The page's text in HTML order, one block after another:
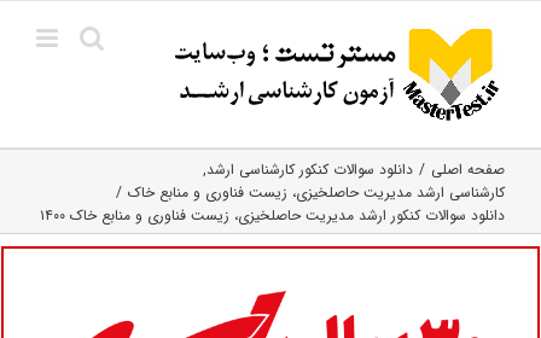
content
صفحه اصلی
دانلود سوالات کنکور کارشناسی ارشد
کارشناسی ارشد مدیریت حاصلخیزی، زیست فناوری و منابع خاک
دانلود سوالات کنکور ارشد مدیریت حاصلخیزی، زیست فناوری و منابع خاک ۱۴۰۰